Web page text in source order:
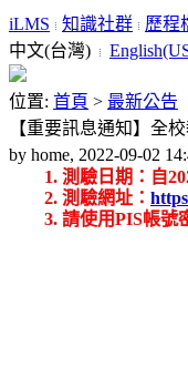
iLMS 知識社群 歷程
中文(台灣)
位置: 首頁 > 最新公告
【重要訊息通知】全
by home, 2022-09-02
測驗日期：自
測驗網址：
請使用PIS帳號